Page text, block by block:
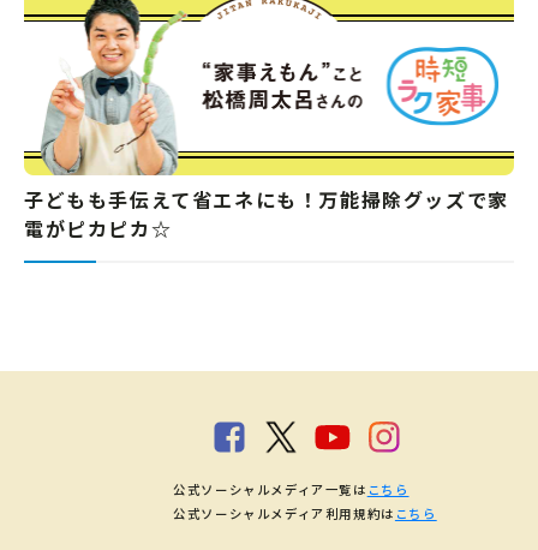
子どもも手伝えて省エネにも！万能掃除グッズで家
電がピカピカ☆
公式ソーシャルメディア一覧は こちら
公式ソーシャルメディア利用規約は こちら